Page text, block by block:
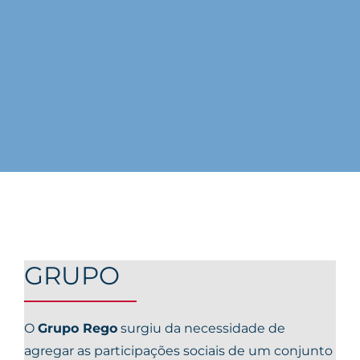
GRUPO
O Grupo Rego surgiu da necessidade de
agregar as participações sociais de um conjunto